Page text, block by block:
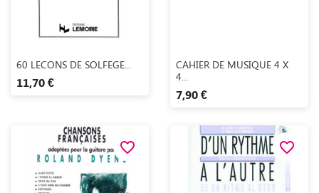
Aperçu rapide
60 LECONS DE SOLFEGE...
11,70 €
 Aperçu rapide
CAHIER DE MUSIQUE 4 X
4...
7,90 €
favorite_border favorite_border